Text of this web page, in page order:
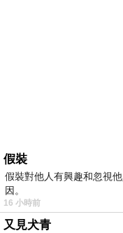
假裝
假裝對他人有興趣和忽視
因。
16 小時前
又見犬青